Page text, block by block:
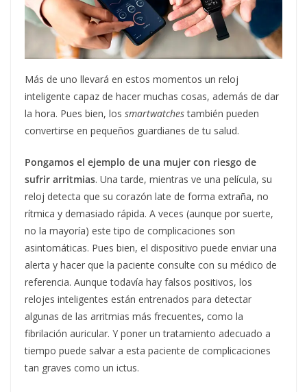
Más de uno llevará en estos momentos un reloj
inteligente capaz de hacer muchas cosas, además de dar
la hora. Pues bien, los smartwatchestambién pueden
convertirse en pequeños guardianes de tu salud.
Pongamos el ejemplo de una mujer con riesgo de
sufrir arritmias. Una tarde, mientras ve una película, su
reloj detecta que su corazón late de forma extraña, no
rítmica y demasiado rápida. A veces (aunque por suerte,
no la mayoría) este tipo de complicaciones son
asintomáticas. Pues bien, el dispositivo puede enviar una
alerta y hacer que la paciente consulte con su médico de
referencia. Aunque todavía hay falsos positivos, los
relojes inteligentes están entrenados para detectar
algunas de las arritmias más frecuentes, como la
fibrilación auricular. Y poner un tratamiento adecuado a
tiempo puede salvar a esta paciente de complicaciones
tan graves como un ictus.